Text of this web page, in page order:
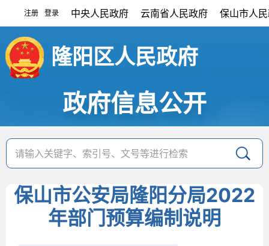
注册 登录 中央人民政府 云南省人民政府 保山市人
隆阳区人民政府
政府信息公开
保山市公安局隆阳分局2022
年部门预算编制说明